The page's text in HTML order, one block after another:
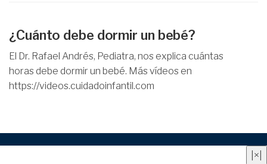
¿Cuánto debe dormir un bebé?
El Dr. Rafael Andrés, Pediatra, nos explica cuántas
horas debe dormir un bebé. Más vídeos en
https://videos.cuidadoinfantil.com
×